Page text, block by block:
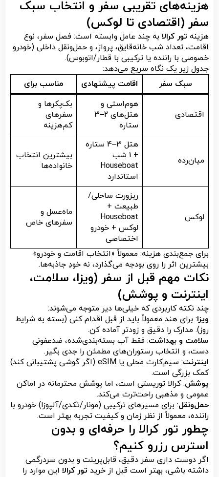
هزینه‌های تقریبی سفر و انتخاب سبک
سفر (اقتصادی تا لوکس)
هزینه تور کرالا به چند عامل وابسته است: فصل سفر، نوع
اقامت، تعداد شب خانه‌قایق، پرواز، و حمل‌ونقل داخلی (خودرو
خصوصی با راننده یا ترکیبی با قطار/اتوبوس).
جدول زیر یک نگاه سریع می‌دهد:
سبک سفر
اقامت پیشنهادی مناسب برای
اقتصادی
هوم‌استی و
هتل‌های 2–3
ستاره
بک‌پکرها و
سفرهای
کم‌هزینه
میان‌رده
هتل 3–4 ستاره
+ 1 شب
Houseboat
استاندارد
بیشترین انتخاب
خانواده‌ها
لوکس
ریزورت ساحلی/
طبیعت +
Houseboat
لوکس + خودرو
اختصاصی
ماه‌عسل و
سفرهای خاص
برای جمع‌بندی هزینه: معمولاً «انتخاب اقامت و خودرو»
بیشترین اثر را روی بودجه می‌گذارد، نه خودِ جاذبه‌ها.
نکات مهم قبل از سفر (ویزا، سلامت،
اینترنت و پوشش)
چند نکته کاربردی که خیلی‌ها دیر متوجه می‌شوند:
ویزا: برای هند معمولاً باید از قبل اقدام کنی (بسته به شرایط
روز). مدارک را دقیق و زودتر آماده کن.
سلامت و بهداشت: فقط آب بسته‌بندی‌شده، ضدعفونی
دست، و انتخاب رستوران‌های مطمئن را جدی بگیر.
اینترنت
: سیم‌کارت محلی یا eSIM (اگر گوشی پشتیبانی کند)
کمک بزرگی است.
پوشش: کرالا توریستی است، اما پوشش محترمانه در اماکن
عمومی و مذهبی راحت‌ترت می‌کند.
حمل‌ونقل: برای مسیرهای ترکیبی (مونار/تکدی/آلپوزا) خودرو با
راننده، معمولاً از نظر زمان و کیفیت تجربه بهتر است.
چطور تور کرالا را حرفه‌ای و بدون
استرس رزرو کنیم؟
اگر دوست داری سفر دقیق، قابل‌پرینت و بدون سردرگمی
داشته باشی، بهتر است قبل از خرید تور کرالا این موارد را